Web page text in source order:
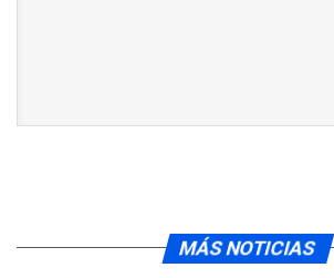
MÁS NOTICIAS